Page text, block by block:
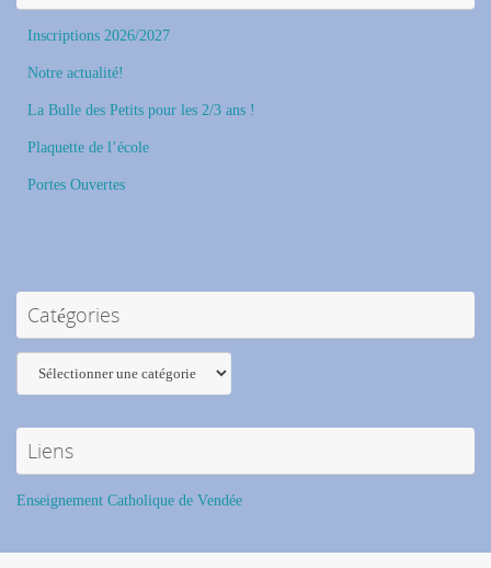
Inscriptions 2026/2027
Notre actualité!
La Bulle des Petits pour les 2/3 ans !
Plaquette de l’école
Portes Ouvertes
Catégories
Liens
Enseignement Catholique de Vendée